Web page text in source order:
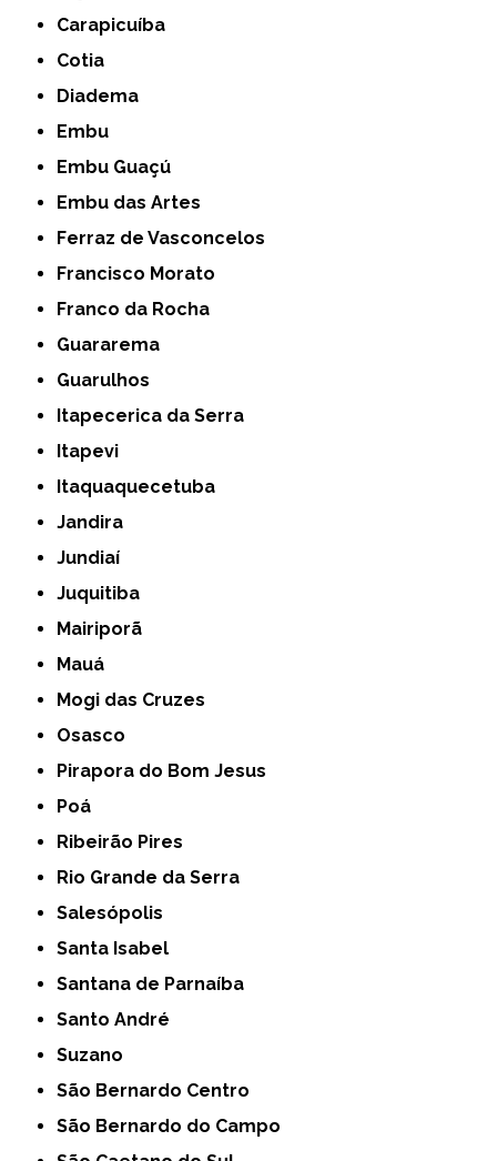
Carapicuíba
Cotia
Diadema
Embu
Embu Guaçú
Embu das Artes
Ferraz de Vasconcelos
Francisco Morato
Franco da Rocha
Guararema
Guarulhos
Itapecerica da Serra
Itapevi
Itaquaquecetuba
Jandira
Jundiaí
Juquitiba
Mairiporã
Mauá
Mogi das Cruzes
Osasco
Pirapora do Bom Jesus
Poá
Ribeirão Pires
Rio Grande da Serra
Salesópolis
Santa Isabel
Santana de Parnaíba
Santo André
Suzano
São Bernardo Centro
São Bernardo do Campo